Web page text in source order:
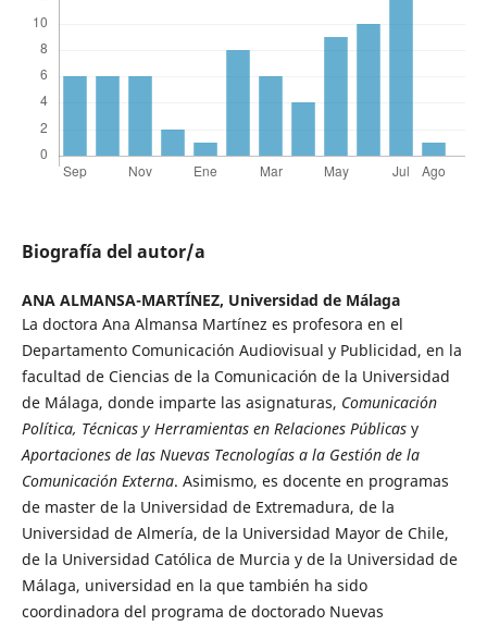
Biografía del autor/a
ANA ALMANSA-MARTÍNEZ, Universidad de Málaga
La doctora Ana Almansa Martínez es profesora en el
Departamento Comunicación Audiovisual y Publicidad, en la
facultad de Ciencias de la Comunicación de la Universidad
de Málaga, donde imparte las asignaturas, Comunicación
Política, Técnicas y Herramientas en Relaciones Públicasy
Aportaciones de las Nuevas Tecnologías a la Gestión de la
Comunicación Externa. Asimismo, es docente en programas
de master de la Universidad de Extremadura, de la
Universidad de Almería, de la Universidad Mayor de Chile,
de la Universidad Católica de Murcia y de la Universidad de
Málaga, universidad en la que también ha sido
coordinadora del programa de doctorado Nuevas